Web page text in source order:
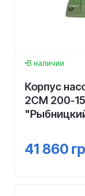
В наличии
Корпус
2СМ 200-
41 860